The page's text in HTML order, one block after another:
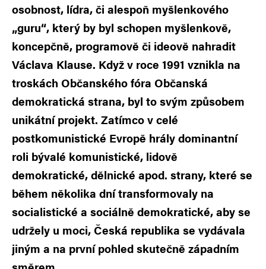
osobnost, lídra, či alespoň myšlenkového
„guru“, který by byl schopen myšlenkově,
koncepčně, programově či ideově nahradit
Václava Klause. Když v roce 1991 vznikla na
troskách Občanského fóra Občanská
demokratická strana, byl to svým způsobem
unikátní projekt. Zatímco v celé
postkomunistické Evropě hrály dominantní
roli bývalé komunistické, lidově
demokratické, dělnické apod. strany, které se
během několika dní transformovaly na
socialistické a sociálně demokratické, aby se
udržely u moci, Česká republika se vydávala
jiným a na první pohled skutečně západním